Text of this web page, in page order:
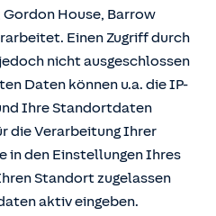
House, Barrow
Einen Zugriff durch
nicht ausgeschlossen
Daten können u.a. die IP-
Ihre Standortdaten
die Verarbeitung Ihrer
in den Einstellungen Ihres
Standort zugelassen
aktiv eingeben.